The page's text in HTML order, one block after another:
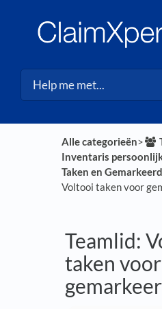
Alle categorieën​>​
Inventaris
Taken en
Voltooi taken voor
Teamlid:
taken voor